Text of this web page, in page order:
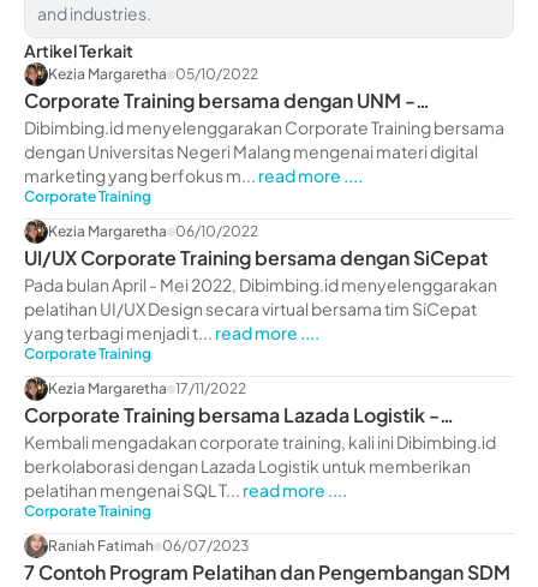
and industries.
Artikel Terkait
Kezia Margaretha 05/10/2022
Corporate Training bersama dengan UNM -
dibimbing.id
Dibimbing.id menyelenggarakan Corporate Training bersama
dengan Universitas Negeri Malang mengenai materi digital
marketing yang berfokus m... read more ....
Corporate Training
Kezia Margaretha 06/10/2022
UI/UX Corporate Training bersama dengan SiCepat
Pada bulan April - Mei 2022, Dibimbing.id menyelenggarakan
pelatihan UI/UX Design secara virtual bersama tim SiCepat
yang terbagi menjadi t... read more ....
Corporate Training
Kezia Margaretha 17/11/2022
Corporate Training bersama Lazada Logistik -
dibimbing.id
Kembali mengadakan corporate training, kali ini Dibimbing.id
berkolaborasi dengan Lazada Logistik untuk memberikan
pelatihan mengenai SQL T... read more ....
Corporate Training
Raniah Fatimah 06/07/2023
7 Contoh Program Pelatihan dan Pengembangan SDM